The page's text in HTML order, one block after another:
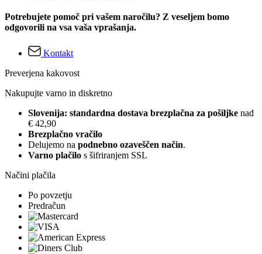
Potrebujete pomoč pri vašem naročilu? Z veseljem bomo
odgovorili na vsa vaša vprašanja.
Kontakt
Preverjena kakovost
Nakupujte varno in diskretno
Slovenija: standardna dostava brezplačna za pošiljke nad
€ 42,90
Brezplačno vračilo
Delujemo na podnebno ozaveščen način.
Varno plačilo s šifriranjem SSL
Načini plačila
Po povzetju
Predračun